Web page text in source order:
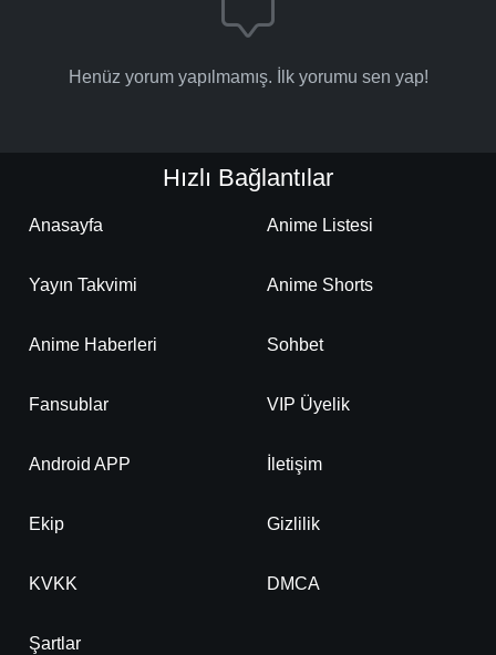
Henüz yorum yapılmamış. İlk yorumu sen yap!
Hızlı Bağlantılar
Anasayfa Anime Listesi
Yayın Takvimi Anime Shorts
Anime Haberleri Sohbet
Fansublar VIP Üyelik
Android APP İletişim
Ekip Gizlilik
KVKK DMCA
Şartlar